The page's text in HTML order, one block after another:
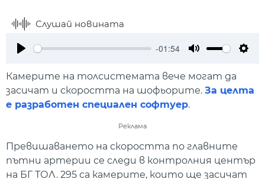
Слушай новината
-01:54
Камерите на толсистемата вече могат да
засичат и скоростта на шофьорите. За целта
е разработен специален софтуер.
Реклама
Превишаването на скоростта по главните
пътни артерии се следи в контролния център
на БГ ТОЛ. 295 са камерите, които ще засичат